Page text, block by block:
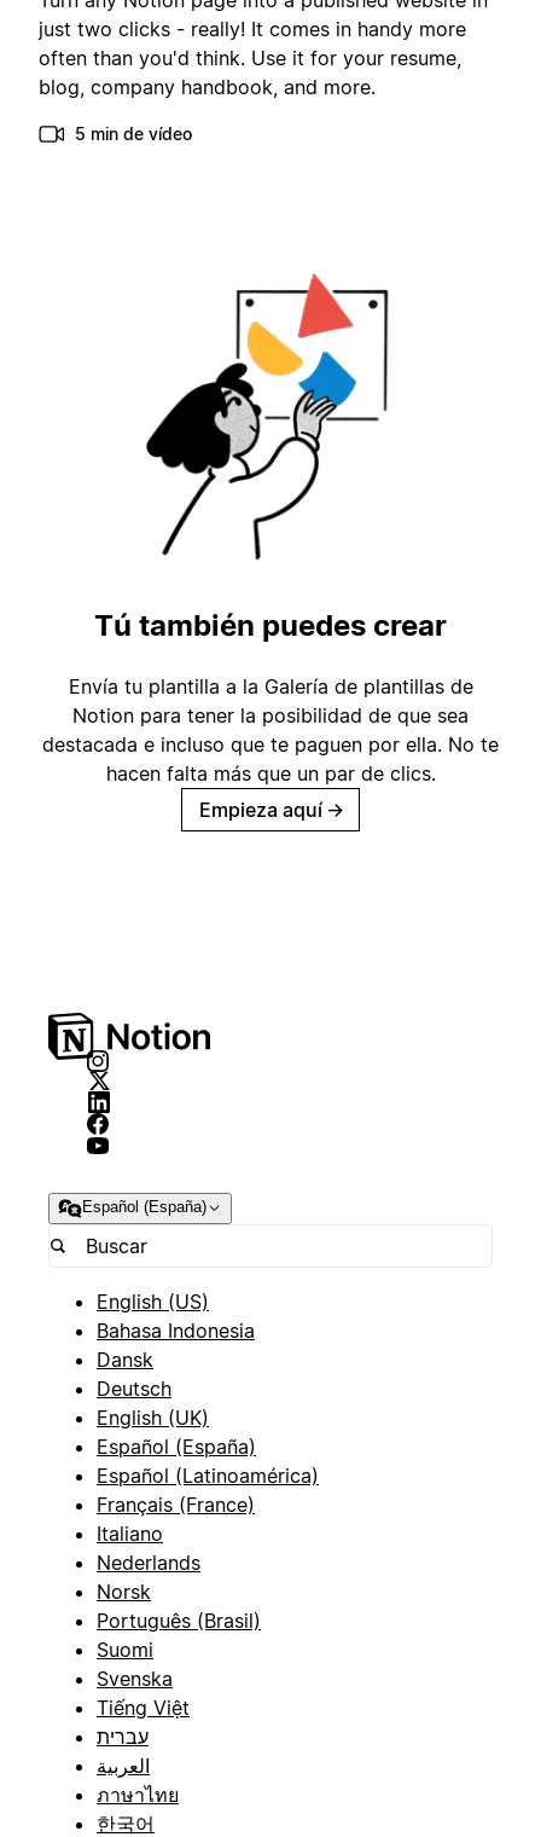
just two clicks - really! It comes in handy more
often than you'd think. Use it for your resume,
blog, company handbook, and more.
5 min de vídeo
Tú también puedes crear
Envía tu plantilla a la Galería de plantillas de
Notion para tener la posibilidad de que sea
destacada e incluso que te paguen por ella. No te
hacen falta más que un par de clics.
Empieza aquí →
Español (España)
English (US)
Bahasa Indonesia
Dansk
Deutsch
English (UK)
Español (España)
Español (Latinoamérica)
Français (France)
Italiano
Nederlands
Norsk
Português (Brasil)
Suomi
Svenska
Tiếng Việt
עברית
العربية
ภาษาไทย
한국어